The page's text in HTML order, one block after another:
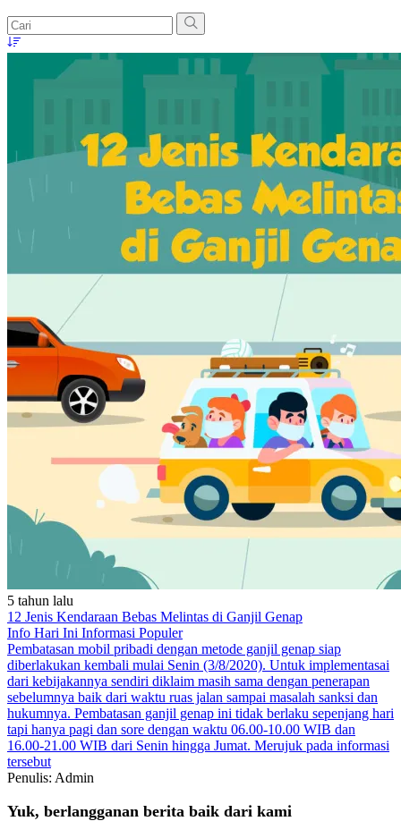
5 tahun lalu
12 Jenis Kendaraan Bebas Melintas di Ganjil Genap
Info Hari Ini Informasi Populer
Pembatasan mobil pribadi dengan metode ganjil genap siap
diberlakukan kembali mulai Senin (3/8/2020). Untuk implementasai
dari kebijakannya sendiri diklaim masih sama dengan penerapan
sebelumnya baik dari waktu ruas jalan sampai masalah sanksi dan
hukumnya. Pembatasan ganjil genap ini tidak berlaku sepenjang hari
tapi hanya pagi dan sore dengan waktu 06.00-10.00 WIB dan
16.00-21.00 WIB dari Senin hingga Jumat. Merujuk pada informasi
tersebut
Penulis: Admin
Yuk, berlangganan berita baik dari kami